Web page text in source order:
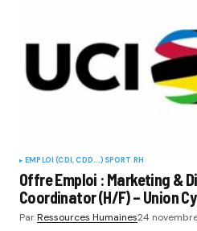
EMPLOI (CDI, CDD...) SPORT RH
Offre Emploi : Marketing &
Coordinator (H/F) – Union
ParRessources Humaines24